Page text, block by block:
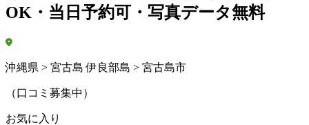
OK・当日予約可・写真データ無料
沖縄県 > 宮古島 伊良部島 > 宮古島市
（口コミ募集中）
お気に入り